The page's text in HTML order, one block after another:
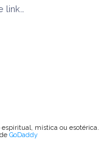
link…
mística ou esotérica.
deGoDaddy